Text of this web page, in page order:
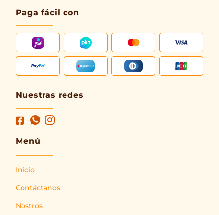
Paga fácil con
Nuestras redes
Menú
Inicio
Contáctanos
Nostros